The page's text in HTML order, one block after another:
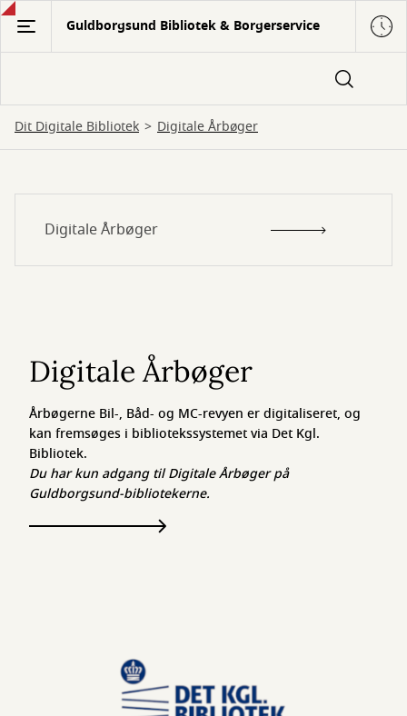
Gå
hovedindhold
Guldborgsund Bibliotek & Borgerservice
Dit Digitale Bibliotek Digitale Årbøger
Årbøger
Digitale Årbøger
Digitale Årbøger
Årbøgerne Bil-, Båd- og MC-revyen er digitaliseret, og
kan fremsøges i bibliotekssystemet via Det Kgl.
Bibliotek.
Du har kun adgang til Digitale Årbøger på
Guldborgsund-bibliotekerne.